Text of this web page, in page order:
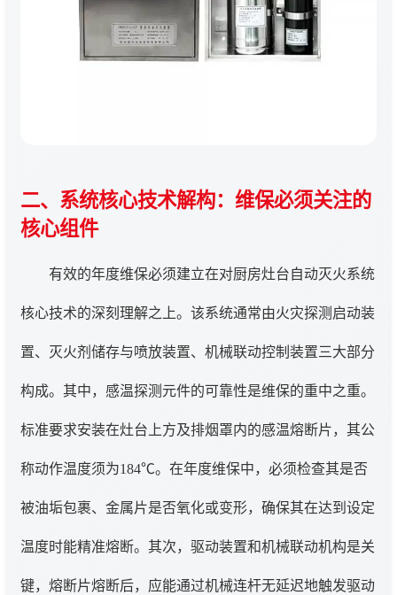
二、系统核心技术解构：维保必须关注的
核心组件
有效的年度维保必须建立在对厨房灶台自动灭火系统
核心技术的深刻理解之上。该系统通常由火灾探测启动装
置、灭火剂储存与喷放装置、机械联动控制装置三大部分
构成。其中，感温探测元件的可靠性是维保的重中之重。
标准要求安装在灶台上方及排烟罩内的感温熔断片，其公
称动作温度须为184℃。在年度维保中，必须检查其是否
被油垢包裹、金属片是否氧化或变形，确保其在达到设定
温度时能精准熔断。其次，驱动装置和机械联动机构是关
键，熔断片熔断后，应能通过机械连杆无延迟地触发驱动